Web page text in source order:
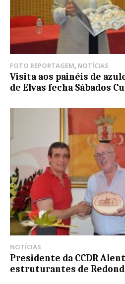
FOTO REPORTAGEM, NOTÍCIAS
Visita aos painéis de
de Elvas fecha Sábados
NOTÍCIAS
Presidente da CCDR
estruturantes de